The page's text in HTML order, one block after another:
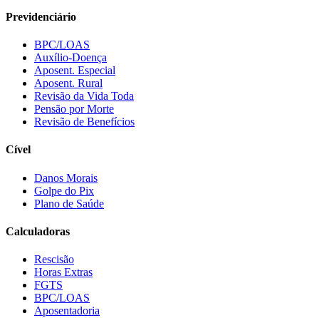
Previdenciário
BPC/LOAS
Auxílio-Doença
Aposent. Especial
Aposent. Rural
Revisão da Vida Toda
Pensão por Morte
Revisão de Benefícios
Cível
Danos Morais
Golpe do Pix
Plano de Saúde
Calculadoras
Rescisão
Horas Extras
FGTS
BPC/LOAS
Aposentadoria